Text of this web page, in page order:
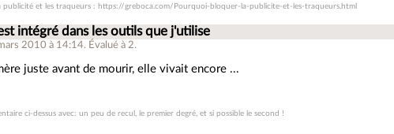
publicité et les traqueurs : https://greboca.com/Pourquoi-bloquer-la-publicite-et-les-traqueurs.html
intégré dans les outils que j'utilise
2010 à 14:14. Évalué à 2.
juste avant de mourir, elle vivait encore ...
ci-dessus avec: un peu de recul, le premier degré, et si possible le second !